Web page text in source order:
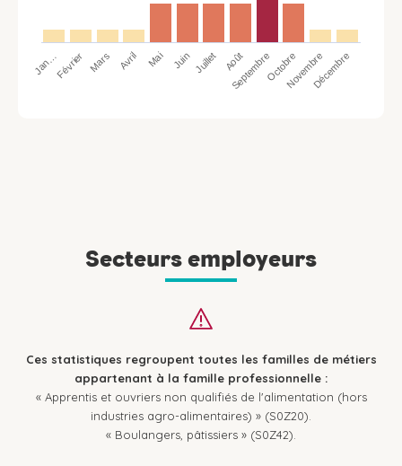
Jan…Février Mars Avril Mai Juin Juillet Août
SeptembreOctobreNovembreDécembre
Secteurs employeurs
Ces statistiques regroupent toutes les familles de métiers
appartenant à la famille professionnelle :
« Apprentis et ouvriers non qualifiés de l'alimentation (hors
industries agro-alimentaires) » (S0Z20).
« Boulangers, pâtissiers » (S0Z42).